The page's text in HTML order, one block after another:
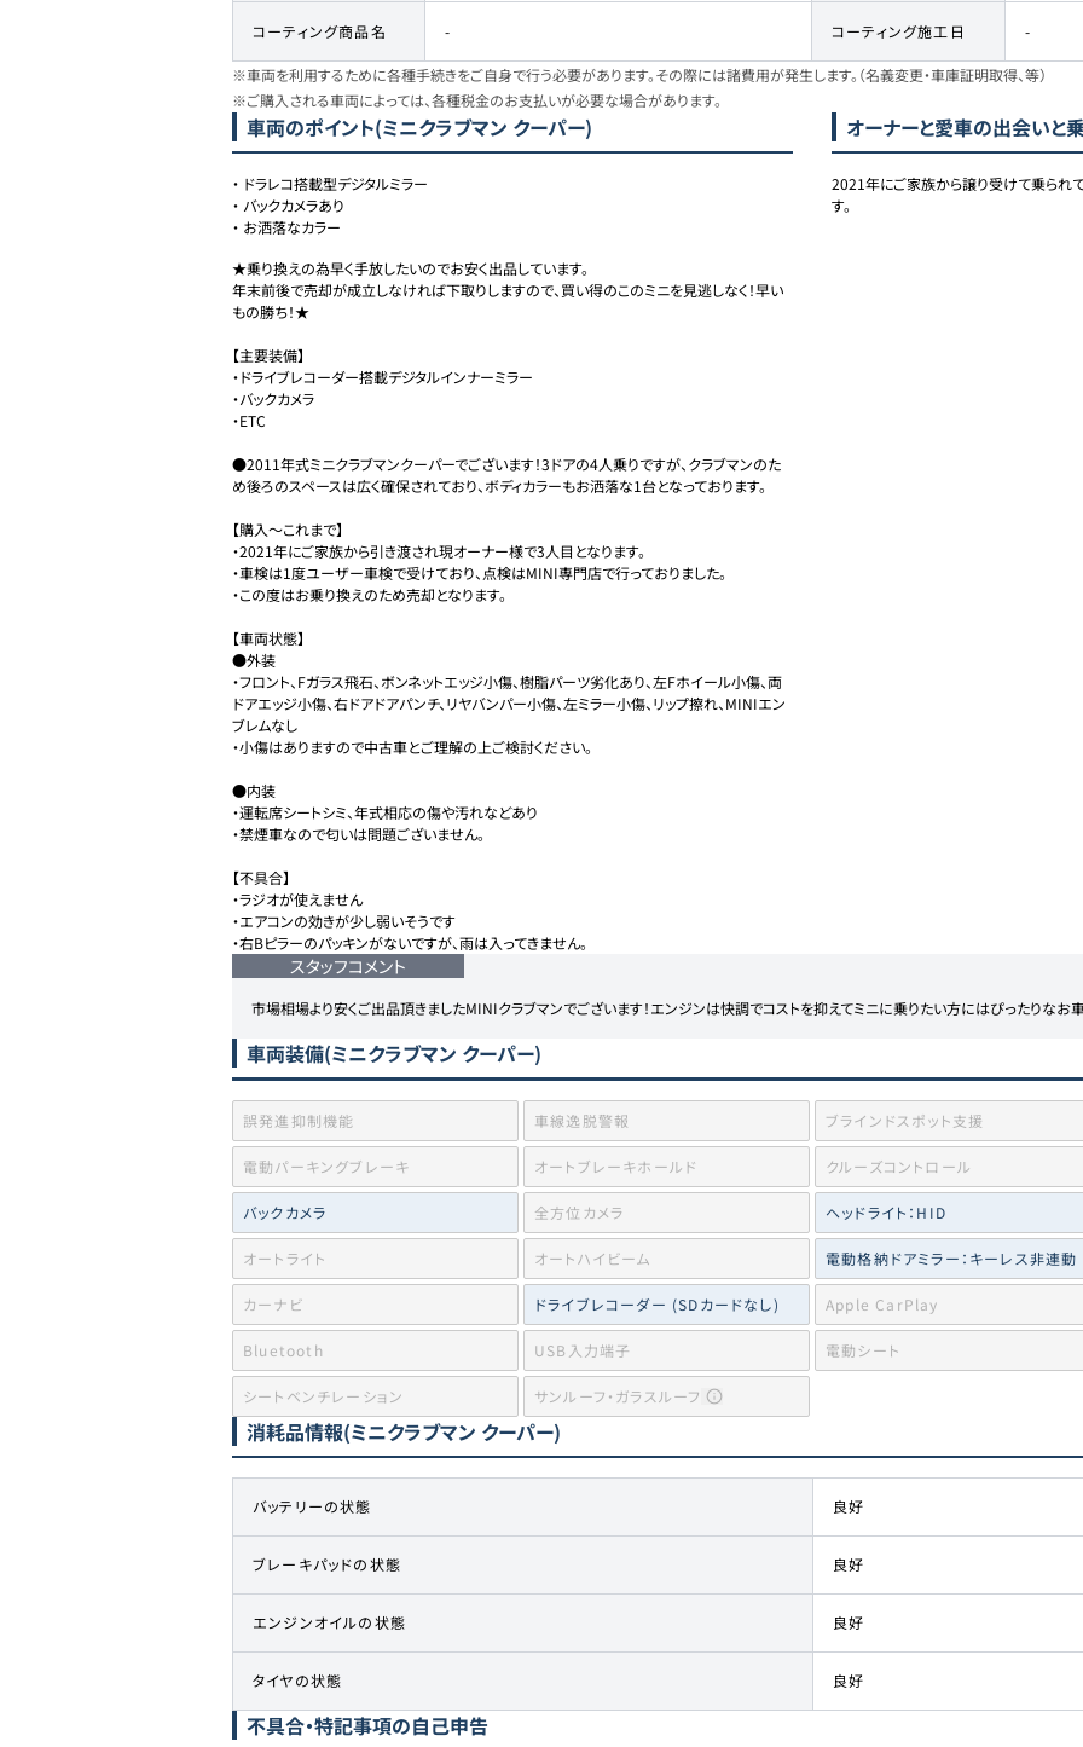
コーティング商品名 - コーティング施工日 -
※車両を利用するために各種手続きをご自身で行う必要があります。その際には諸費用が発生します。（名義変更・車庫証明取得、等）
※ご購入される車両によっては、各種税金のお支払いが必要な場合があります。
車両のポイント(ミニクラブマン クーパー)
・ ドラレコ搭載型デジタルミラー
・ バックカメラあり
・ お洒落なカラー
★乗り換えの為早く手放したいのでお安く出品しています。
年末前後で売却が成立しなければ下取りしますので、買い得のこのミニを見逃しなく！早い
もの勝ち！★
【主要装備】
・ドライブレコーダー搭載デジタルインナーミラー
・バックカメラ
・ETC
●2011年式ミニクラブマンクーパーでございます！3ドアの4人乗りですが、クラブマンのた
め後ろのスペースは広く確保されており、ボディカラーもお洒落な1台となっております。
【購入〜これまで】
・2021年にご家族から引き渡され現オーナー様で3人目となります。
・車検は1度ユーザー車検で受けており、点検はMINI専門店で行っておりました。
・この度はお乗り換えのため売却となります。
【車両状態】
●外装
・フロント、Fガラス飛石、ボンネットエッジ小傷、樹脂パーツ劣化あり、左Fホイール小傷、両
ドアエッジ小傷、右ドアドアパンチ、リヤバンパー小傷、左ミラー小傷、リップ擦れ、MINIエン
ブレムなし
・小傷はありますので中古車とご理解の上ご検討ください。
●内装
・運転席シートシミ、年式相応の傷や汚れなどあり
・禁煙車なので匂いは問題ございません。
【不具合】
・ラジオが使えません
・エアコンの効きが少し弱いそうです
・右Bピラーのパッキンがないですが、雨は入ってきません。
オーナーと愛車の出会いと
2021年にご家族から譲り受けて乗られ
す。
スタッフコメント
市場相場より安くご出品頂きましたMINIクラブマンでございます！エンジンは快調でコストを抑えてミニに乗りたい方にはぴったりなお車
車両装備(ミニクラブマン クーパー)
誤発進抑制機能 車線逸脱警報 ブラインドスポット支援
電動パーキングブレーキ オートブレーキホールド クルーズコントロール
バックカメラ 全方位カメラ ヘッドライト：HID
オートライト オートハイビーム 電動格納ドアミラー：キーレス非連動
カーナビ ドライブレコーダー (SDカードなし) Apple CarPlay
Bluetooth USB入力端子 電動シート
シートベンチレーション サンルーフ・ガラスルーフ
消耗品情報(ミニクラブマン クーパー)
バッテリーの状態 良好
ブレーキパッドの状態 良好
エンジンオイルの状態 良好
タイヤの状態 良好
不具合・特記事項の自己申告